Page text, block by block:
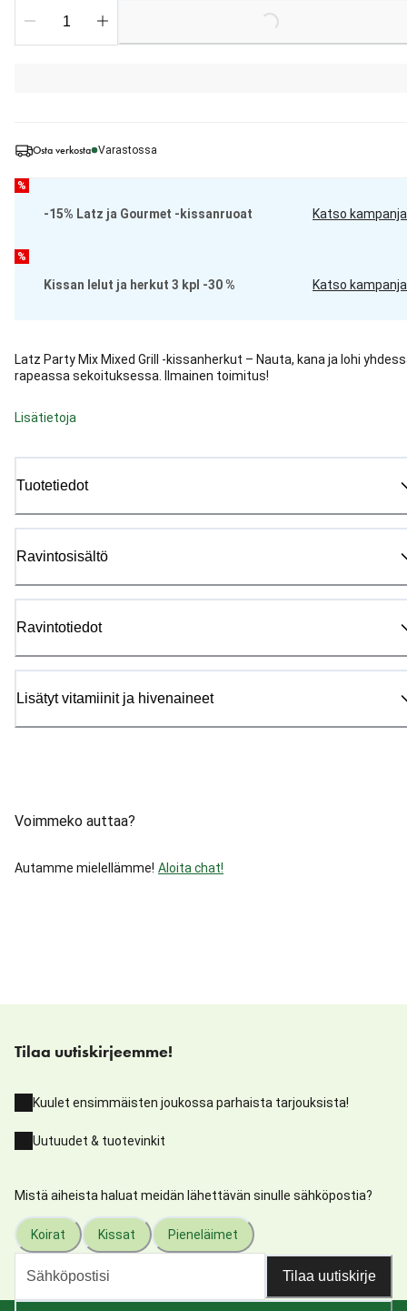
Osta verkosta Varastossa
%
-15% Latz ja Gourmet -kissanruoat Katso kampanja
%
Kissan lelut ja herkut 3 kpl -30 % Katso kampanja
Latz Party Mix Mixed Grill -kissanherkut – Nauta, kana ja lohi
rapeassa sekoituksessa. Ilmainen toimitus!
Lisätietoja
Tuotetiedot
Ravintosisältö
Ravintotiedot
Lisätyt vitamiinit ja hivenaineet
Voimmeko auttaa?
Autamme mielellämme! Aloita chat!
Loading...
Tilaa uutiskirjeemme!
Kuulet ensimmäisten joukossa parhaista tarjouksista!
Uutuudet & tuotevinkit
Mistä aiheista haluat meidän lähettävän sinulle sähköpostia?
Koirat Kissat Pieneläimet
Tilaa uutiskirje